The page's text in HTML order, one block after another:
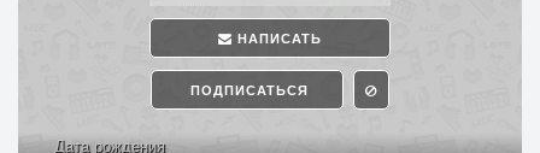
НАПИСАТЬ
ПОДПИСАТЬСЯ
Дата рождения